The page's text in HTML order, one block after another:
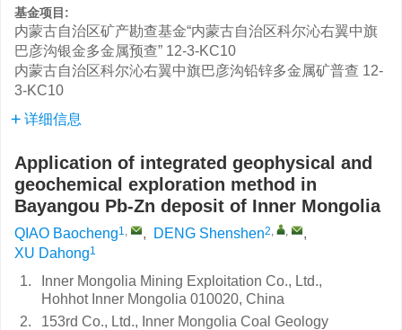
基金项目:
内蒙古自治区矿产勘查基金“内蒙古自治区科尔沁右翼中旗
巴彦沟银金多金属预查” 12-3-KC10
内蒙古自治区科尔沁右翼中旗巴彦沟铅锌多金属矿普查 12-
3-KC10
详细信息
Application of integrated geophysical and
geochemical exploration method in
Bayangou Pb-Zn deposit of Inner Mongolia
QIAO Baocheng1, , DENG Shenshen2, ,
,
XU Dahong1
1.
Inner Mongolia Mining Exploitation Co., Ltd.,
Hohhot Inner Mongolia 010020, China
2.
153rd Co., Ltd., Inner Mongolia Coal Geology